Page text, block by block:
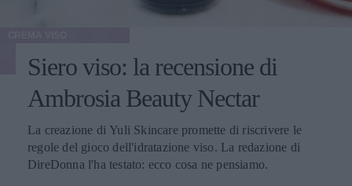
Siero viso: la recensione di
Ambrosia Beauty Nectar
La creazione di Yuli Skincare promette di riscrivere le
regole del gioco dell'idratazione viso. La redazione di
DireDonna l'ha testato: ecco cosa ne pensiamo.